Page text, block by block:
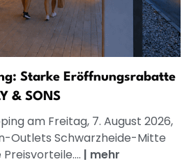
Starke Eröffnungsrabatte
& SONS
am Freitag, 7. August 2026,
Outlets Schwarzheide-Mitte
| mehr